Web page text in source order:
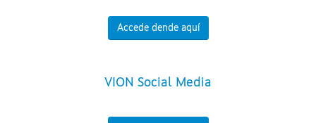
Accede dende aquí
VION Social Media